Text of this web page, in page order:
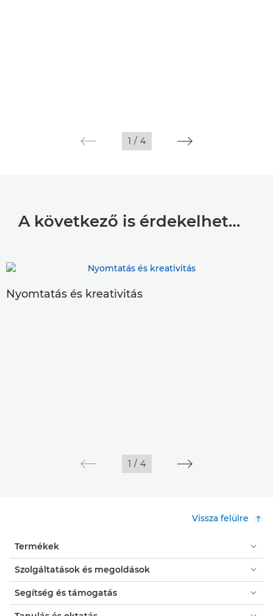
1 / 4
A következő is érdekelhet…
Nyomtatás és kreativitás
1 / 4
Vissza felülre
Termékek
Szolgáltatások és megoldások
Segítség és támogatás